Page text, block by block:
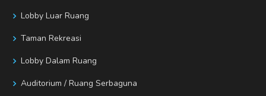
Lobby Luar Ruang
Taman Rekreasi
Lobby Dalam Ruang
Auditorium / Ruang Serbaguna